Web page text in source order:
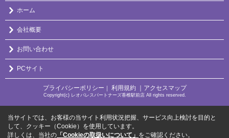
ホーム
会社概要
お問い合わせ
PCサイト
プライバシーポリシー ｜ 利用規約 ｜アクセスマップ
Copyright(c) レオパレスパートナーズ香椎駅前店 All rights reserved.
当サイトでは、お客様の当サイト利用状況把握、サービス向上検討を目的と
して、クッキー（Cookie）を使用しています。
詳しくは、当社の 「Cookieの取扱いについて」 をご確認ください。